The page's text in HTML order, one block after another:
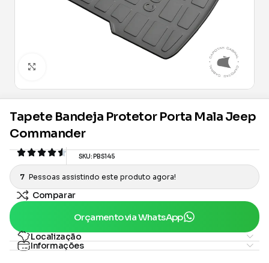
Tapete Bandeja Protetor Porta Mala Jeep
Commander
SKU: PBS145
7 Pessoas assistindo este produto agora!
Comparar
Orçamento via WhatsApp
Localização
Informações